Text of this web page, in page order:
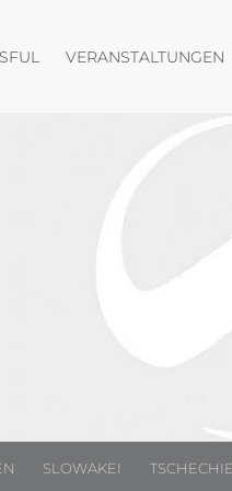
Menü öffnen
VERANSTALTUNGEN
SLOWAKEI